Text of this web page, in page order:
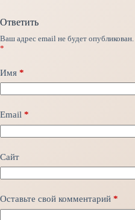
Ответить
Ваш адрес email не будет опубликован.
*
Имя *
Email *
Сайт
Оставьте свой комментарий *